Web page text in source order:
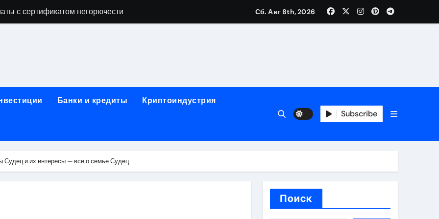
с сертификатом негорючести
и направляющих для конвейерных лент
лотков для хранения электронных компонентов
этапы строительства, проверка застройщика и сценарии оформления сделки
информация о сельскохозяйственных предприятиях
Сб. Авг 8th, 2026
Банки и кредиты Криптоиндустрия
Subscribe
Судец и их интересы — все о семье Судец
Поиск